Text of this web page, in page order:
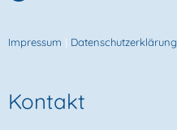
Impressum | Datenschutzerklärung
Kontakt